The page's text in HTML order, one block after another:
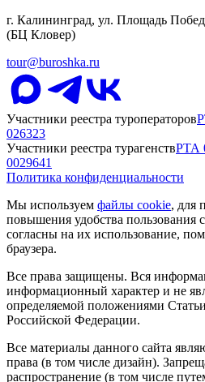
г. Калининград, ул. Площадь
(БЦ Кловер)
tour@buroshka.ru
Участники реестра туроператоров
026323
Участники реестра турагенствРТА
0029641
Политика конфиденциальности
Мы используем файлы cookie, для
повышения удобства пользования
согласны на их использование,
браузера.
Все права защищены. Вся
информационный характер и не
определяемой положениями
Российской Федерации.
Все материалы данного сайта
права (в том числе дизайн).
распространение (в том числе